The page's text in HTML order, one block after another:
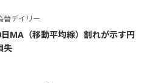
替デイリー
日MA（移動平均線）割れが示す円
失